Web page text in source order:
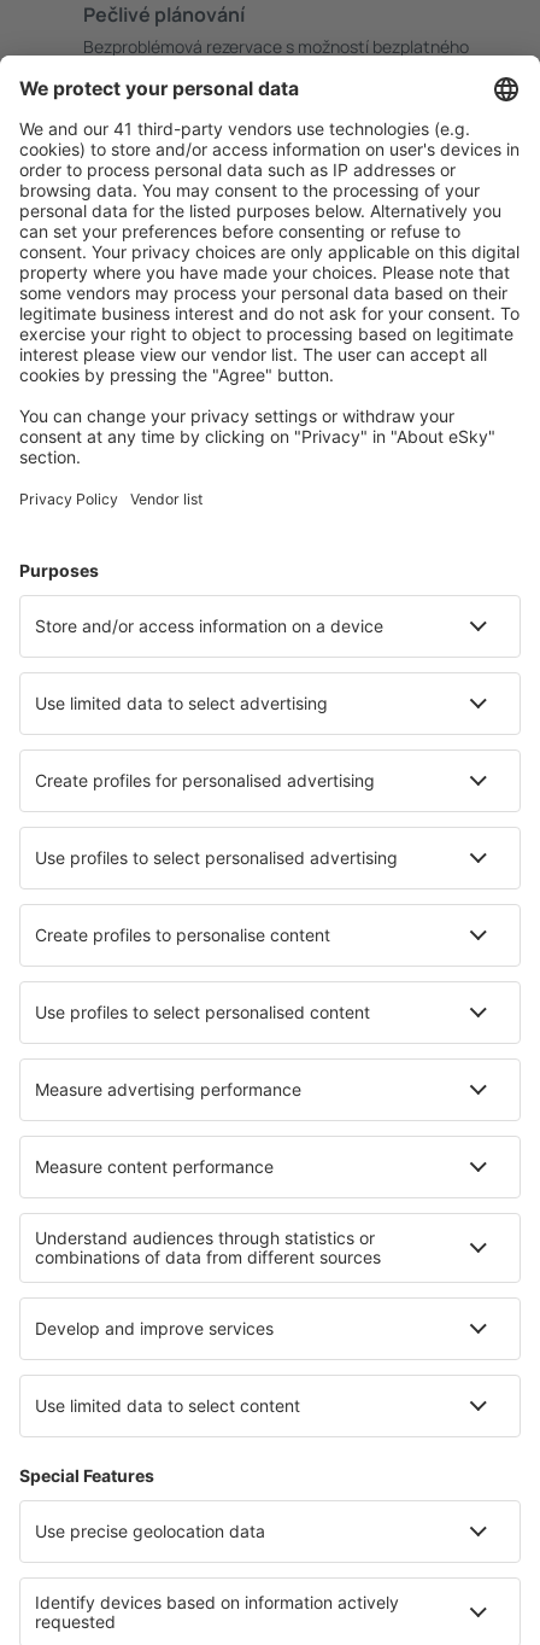
Pečlivé plánování
Bezproblémová rezervace s možností bezplatného
S námi ušetříte
Atraktivní ceny a speciální nabídky pro přihlášené
uživatele.
Ubytování dle vašeho gusta
Vyberte si z více než 1.3 milionu zařízení: hotelů,
apartmánů, chat a dalších.
Ubytování v Bulharsku - Oblíbená města
Ubytování in Sozopol Ubytování in Kharmanli
Ubytování in Kranevo Ubytování in Stoykite
Nejlepší ubytování - města
Ubytování in Nieuw-Amsterdam Ubytování in Budrio
Ubytování in Varysburg Ubytování in Tambillo
Ubytování in Kepice Ubytování in Carchuna
Ubytování v Sofijské oblasti Ubytování ve Zlatých Pískách
Ubytování na Slunečném pobřeží Ubytování in Qena
Ubytování in Los Rios Ubytování v Střední Pováží
Ubytování in Ceahlau National Park
Ubytování v Krugerově národním parku